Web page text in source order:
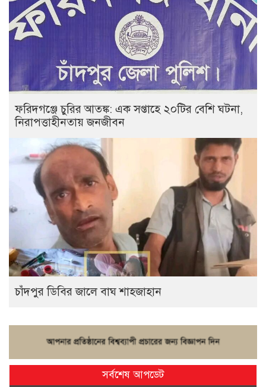
ফরিদগঞ্জে চুরির আতঙ্ক: এক সপ্তাহে ২০টির বেশি ঘটনা,
নিরাপত্তাহীনতায় জনজীবন
চাঁদপুর ডিবির জালে বাঘ শাহজাহান
সর্বশেষ আপডেট